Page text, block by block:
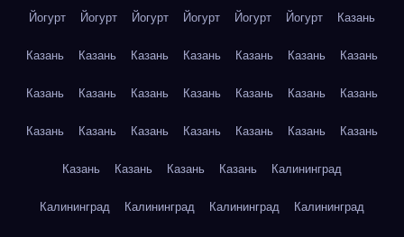
Йогурт Йогурт Йогурт Йогурт Йогурт Йогурт Казань
Казань Казань Казань Казань Казань Казань Казань
Казань Казань Казань Казань Казань Казань Казань
Казань Казань Казань Казань Казань Казань Казань
Казань Казань Казань Казань Калининград
Калининград Калининград Калининград Калининград